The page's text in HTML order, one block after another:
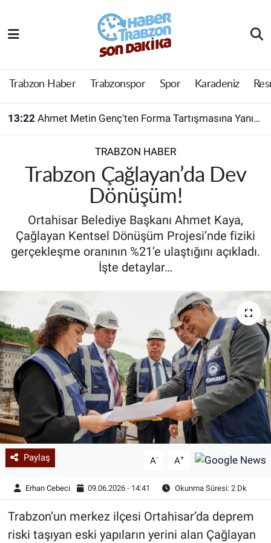
Trabzon Haber Trabzonspor Spor Karadeniz
13:22 Ahmet Metin Genç'ten Forma Tartışmasına Yanıt! Belediyeden Açıklama Geldi
TRABZON HABER
Trabzon Çağlayan’da Dev
Dönüşüm!
Ortahisar Belediye Başkanı Ahmet Kaya,
Çağlayan Kentsel Dönüşüm Projesi’nde fiziki
gerçekleşme oranının %21’e ulaştığını açıkladı.
İşte detaylar…
Paylaş A- A+
Erhan Cebeci 09.06.2026 - 14:41 Okunma Süresi: 2 Dk
Trabzon’un merkez ilçesi Ortahisar’da deprem
riski taşıyan eski yapıların yerini alan Çağlayan
Trabzon Haber
Trabzonspor
Resmi Reklam
Perde Arkası
Trabzon Nöbetçi Eczaneler
Trabzon Hava Durumu
Süper Lig Puan Durumu ve Fikstür
Tüm Manşetler
Son Dakika Haberleri
Haber Arşivi